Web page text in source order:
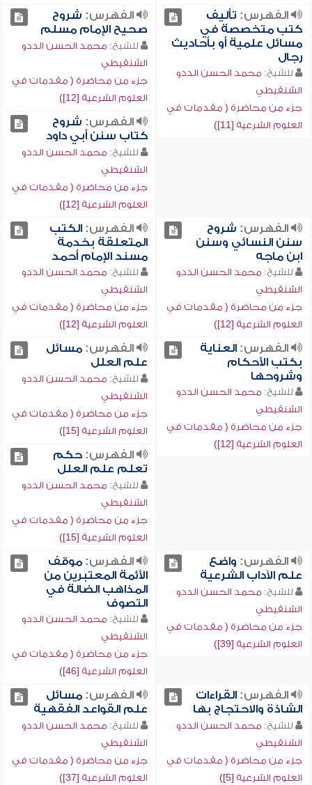
الفهرس: تأليف
كتب متخصصة في
مسائل علمية أو بأحاديث
رجال
للشيخ: محمد الحسن الددو
الشنقيطي
جزء من محاضرة ( مقدمات في
العلوم الشرعية [11])
الفهرس: شروح
صحيح الإمام مسلم
للشيخ: محمد الحسن الددو
الشنقيطي
جزء من محاضرة ( مقدمات في
العلوم الشرعية [12])
الفهرس: شروح
كتاب سنن أبي داود
للشيخ: محمد الحسن الددو
الشنقيطي
جزء من محاضرة ( مقدمات في
العلوم الشرعية [12])
الفهرس: شروح
سنن النسائي وسنن
ابن ماجه
للشيخ: محمد الحسن الددو
الشنقيطي
جزء من محاضرة ( مقدمات في
العلوم الشرعية [12])
الفهرس:الكتب
المتعلقة بخدمة
مسند الإمام أحمد
للشيخ: محمد الحسن الددو
الشنقيطي
جزء من محاضرة ( مقدمات في
العلوم الشرعية [12])
الفهرس:العناية
بكتب الأحكام
وشروحها
للشيخ: محمد الحسن الددو
الشنقيطي
جزء من محاضرة ( مقدمات في
العلوم الشرعية [12])
الفهرس:مسائل
علم العلل
للشيخ: محمد الحسن الددو
الشنقيطي
جزء من محاضرة ( مقدمات في
العلوم الشرعية [15])
الفهرس:حكم
تعلم علم العلل
للشيخ: محمد الحسن الددو
الشنقيطي
جزء من محاضرة ( مقدمات في
العلوم الشرعية [15])
الفهرس: واضع
علم الآداب الشرعية
للشيخ: محمد الحسن الددو
الشنقيطي
جزء من محاضرة ( مقدمات في
العلوم الشرعية [39])
الفهرس:موقف
الأئمة المعتبرين من
المذاهب الضالة في
التصوف
للشيخ: محمد الحسن الددو
الشنقيطي
جزء من محاضرة ( مقدمات في
العلوم الشرعية [46])
الفهرس:القراءات
الشاذة والاحتجاج بها
للشيخ: محمد الحسن الددو
الشنقيطي
جزء من محاضرة ( مقدمات في
العلوم الشرعية [5])
الفهرس:مسائل
علم القواعد الفقهية
للشيخ: محمد الحسن الددو
الشنقيطي
جزء من محاضرة ( مقدمات في
العلوم الشرعية [37])